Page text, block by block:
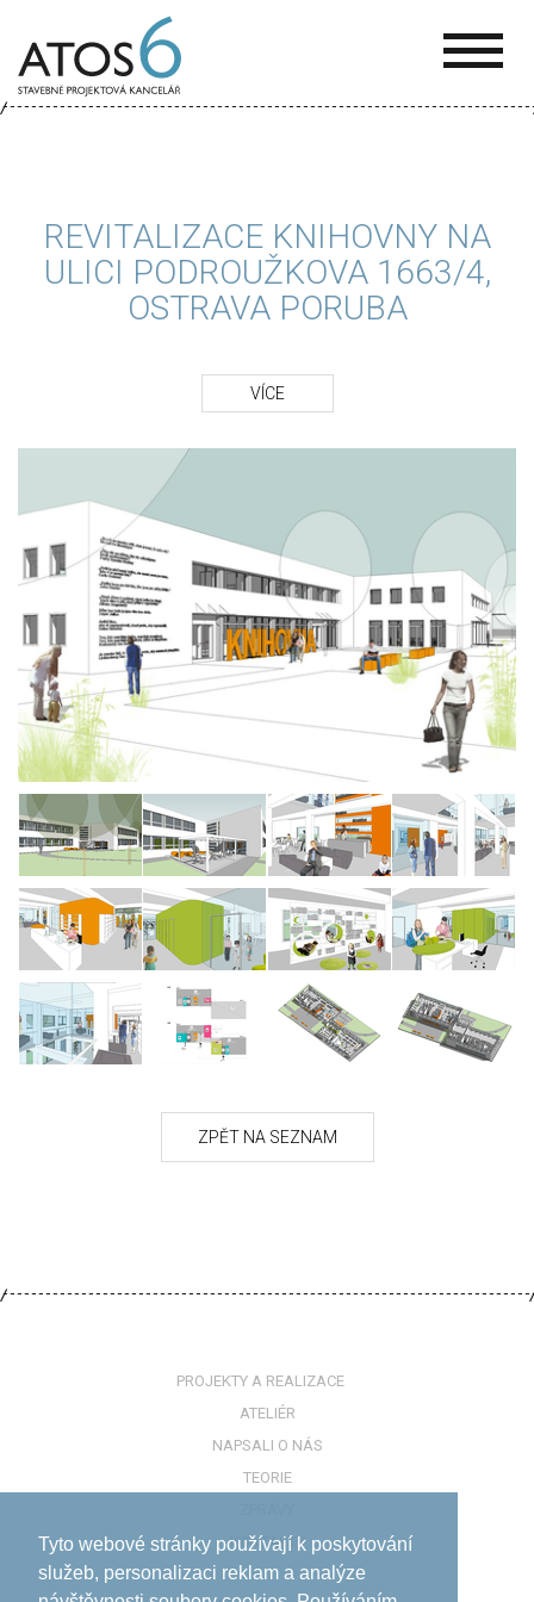
Tyto webové stránky používají k poskytování
služeb, personalizaci reklam a analýze
6
REVITALIZACE KNIHOVNY NA
ULICI PODROUŽKOVA 1663/4,
OSTRAVA PORUBA
VÍCE
PROJEKTY A REALIZACE
ATELIÉR
NAPSALI O NÁS
TEORIE
KONTAKTY